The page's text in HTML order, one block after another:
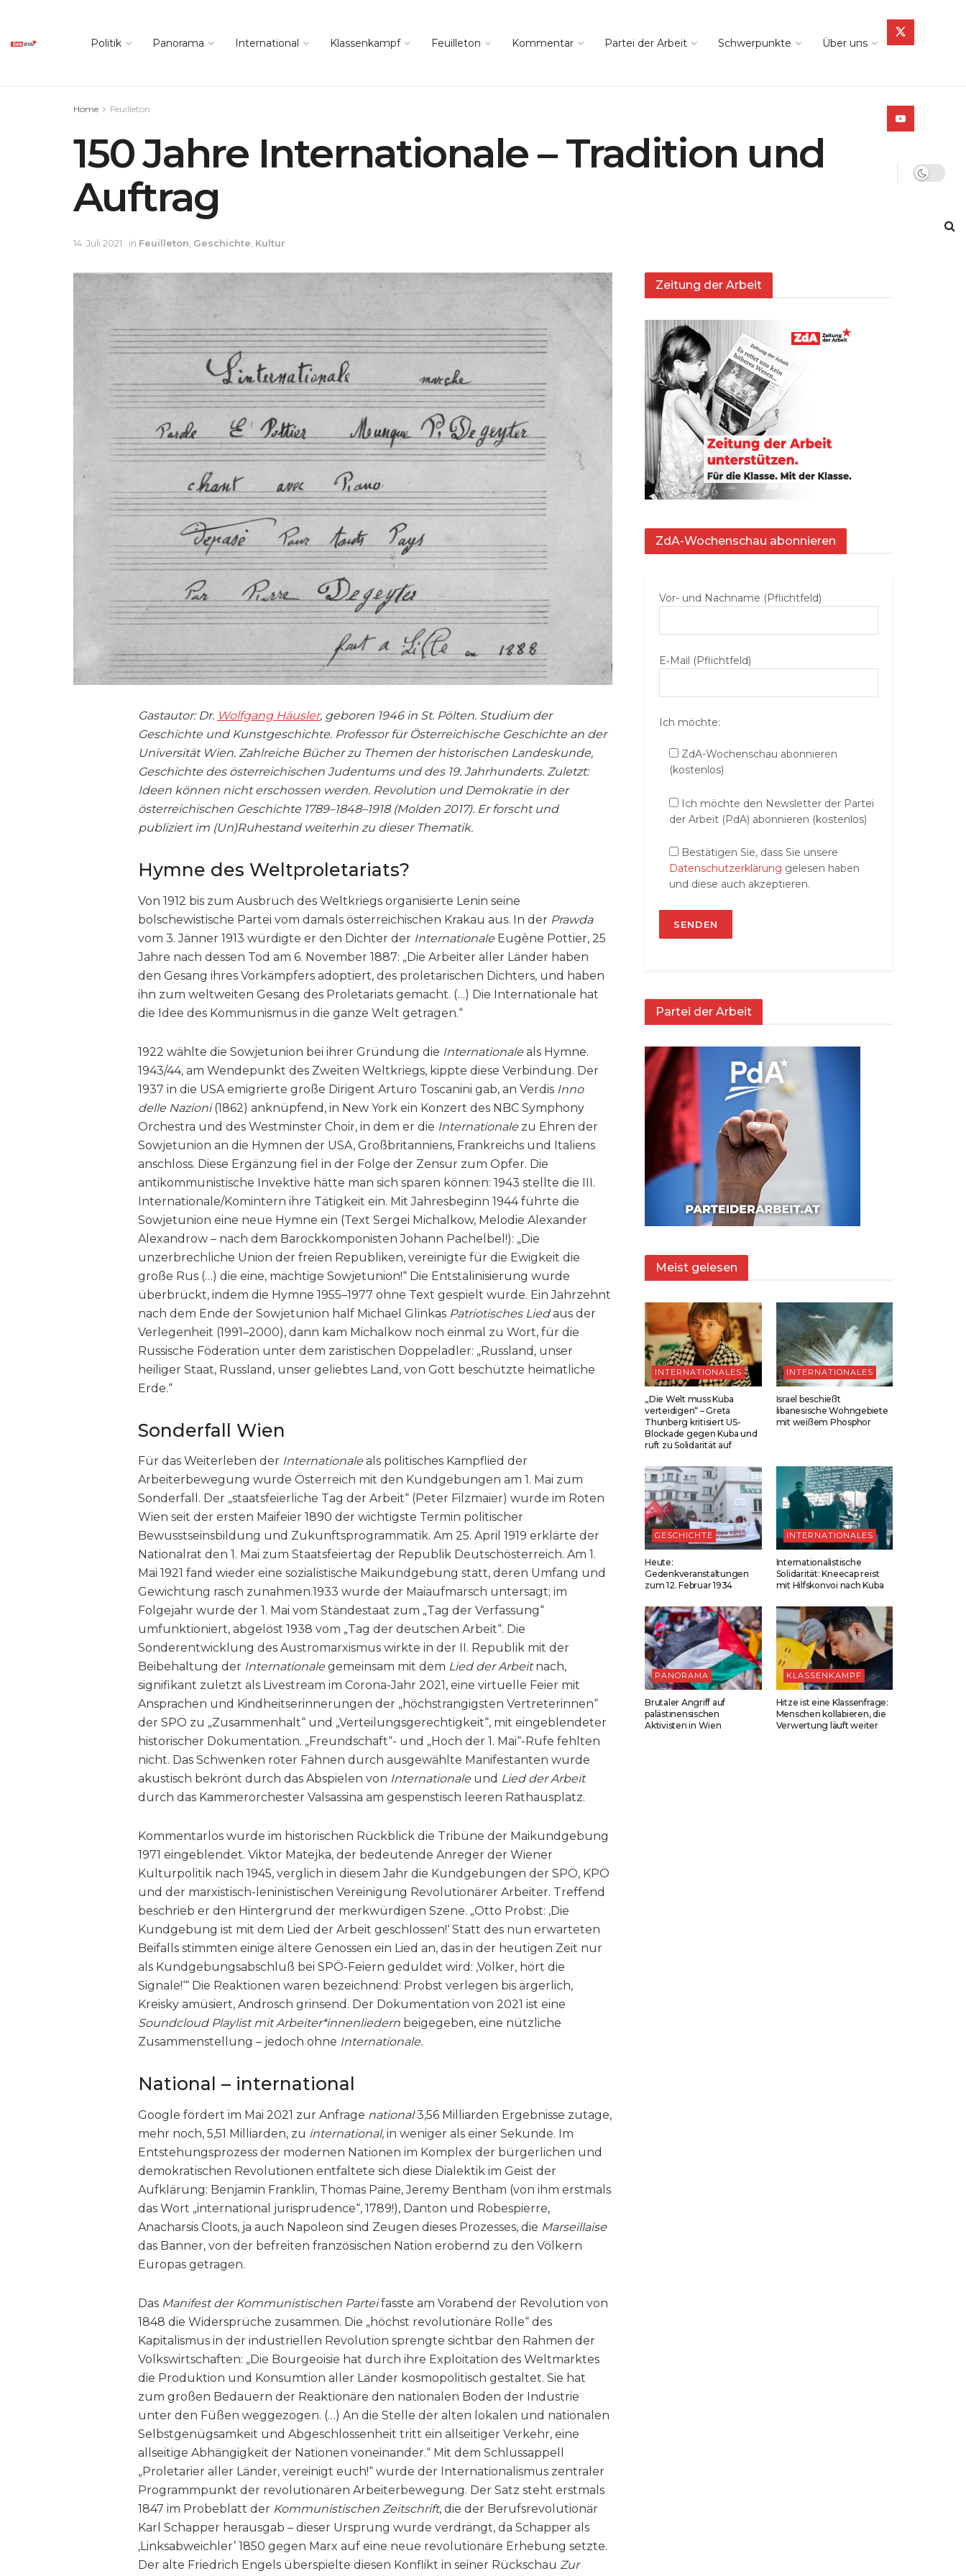
Politik Panorama International Klassenkampf Feuilleton Kommentar Partei der Arbeit Schwerpunkte Über uns
Home Feuilleton
150 Jahre Internationale – Tradition und
Auftrag
14. Juli 2021 in Feuilleton, Geschichte, Kultur
Gastautor: Dr. Wolfgang Häusler, geboren 1946 in St. Pölten. Studium der
Geschichte und Kunstgeschichte. Professor für Österreichische Geschichte an der
Universität Wien. Zahlreiche Bücher zu Themen der historischen Landeskunde,
Geschichte des österreichischen Judentums und des 19. Jahrhunderts. Zuletzt:
Ideen können nicht erschossen werden. Revolution und Demokratie in der
österreichischen Geschichte 1789–1848–1918 (Molden 2017). Er forscht und
publiziert im (Un)Ruhestand weiterhin zu dieser Thematik.
Hymne des Weltproletariats?
Von 1912 bis zum Ausbruch des Weltkriegs organisierte Lenin seine
bolschewistische Partei vom damals österreichischen Krakau aus. In der Prawda
vom 3. Jänner 1913 würdigte er den Dichter der Internationale Eugène Pottier, 25
Jahre nach dessen Tod am 6. November 1887: „Die Arbeiter aller Länder haben
den Gesang ihres Vorkämpfers adoptiert, des proletarischen Dichters, und haben
ihn zum weltweiten Gesang des Proletariats gemacht. (…) Die Internationale hat
die Idee des Kommunismus in die ganze Welt getragen.“
1922 wählte die Sowjetunion bei ihrer Gründung die Internationale als Hymne.
1943/44, am Wendepunkt des Zweiten Weltkriegs, kippte diese Verbindung. Der
1937 in die USA emigrierte große Dirigent Arturo Toscanini gab, an Verdis Inno
delle Nazioni(1862) anknüpfend, in New York ein Konzert des NBC Symphony
Orchestra und des Westminster Choir, in dem er die Internationale zu Ehren der
Sowjetunion an die Hymnen der USA, Großbritanniens, Frankreichs und Italiens
anschloss. Diese Ergänzung fiel in der Folge der Zensur zum Opfer. Die
antikommunistische Invektive hätte man sich sparen können: 1943 stellte die III.
Internationale/Komintern ihre Tätigkeit ein. Mit Jahresbeginn 1944 führte die
Sowjetunion eine neue Hymne ein (Text Sergei Michalkow, Melodie Alexander
Alexandrow – nach dem Barockkomponisten Johann Pachelbel!): „Die
unzerbrechliche Union der freien Republiken, vereinigte für die Ewigkeit die
große Rus (…) die eine, mächtige Sowjetunion!“ Die Entstalinisierung wurde
überbrückt, indem die Hymne 1955–1977 ohne Text gespielt wurde. Ein Jahrzehnt
nach dem Ende der Sowjetunion half Michael Glinkas Patriotisches Liedaus der
Verlegenheit (1991–2000), dann kam Michalkow noch einmal zu Wort, für die
Russische Föderation unter dem zaristischen Doppeladler: „Russland, unser
heiliger Staat, Russland, unser geliebtes Land, von Gott beschützte heimatliche
Erde.“
Sonderfall Wien
Für das Weiterleben der Internationale als politisches Kampflied der
Arbeiterbewegung wurde Österreich mit den Kundgebungen am 1. Mai zum
Sonderfall. Der „staatsfeierliche Tag der Arbeit“ (Peter Filzmaier) wurde im Roten
Wien seit der ersten Maifeier 1890 der wichtigste Termin politischer
Bewusstseinsbildung und Zukunftsprogrammatik. Am 25. April 1919 erklärte der
Nationalrat den 1. Mai zum Staatsfeiertag der Republik Deutschösterreich. Am 1.
Mai 1921 fand wieder eine sozialistische Maikundgebung statt, deren Umfang und
Gewichtung rasch zunahmen.1933 wurde der Maiaufmarsch untersagt; im
Folgejahr wurde der 1. Mai vom Ständestaat zum „Tag der Verfassung“
umfunktioniert, abgelöst 1938 vom „Tag der deutschen Arbeit“. Die
Sonderentwicklung des Austromarxismus wirkte in der II. Republik mit der
Beibehaltung der Internationale gemeinsam mit dem Lied der Arbeitnach,
signifikant zuletzt als Livestream im Corona-Jahr 2021, eine virtuelle Feier mit
Ansprachen und Kindheitserinnerungen der „höchstrangigsten Vertreterinnen“
der SPÖ zu „Zusammenhalt“ und „Verteilungsgerechtigkeit“, mit eingeblendeter
historischer Dokumentation. „Freundschaft“- und „Hoch der 1. Mai“-Rufe fehlten
nicht. Das Schwenken roter Fahnen durch ausgewählte Manifestanten wurde
akustisch bekrönt durch das Abspielen von Internationale und Lied der Arbeit
durch das Kammerorchester Valsassina am gespenstisch leeren Rathausplatz.
Kommentarlos wurde im historischen Rückblick die Tribüne der Maikundgebung
1971 eingeblendet. Viktor Matejka, der bedeutende Anreger der Wiener
Kulturpolitik nach 1945, verglich in diesem Jahr die Kundgebungen der SPÖ, KPÖ
und der marxistisch-leninistischen Vereinigung Revolutionärer Arbeiter. Treffend
beschrieb er den Hintergrund der merkwürdigen Szene. „Otto Probst: ‚Die
Kundgebung ist mit dem Lied der Arbeit geschlossen!‘ Statt des nun erwarteten
Beifalls stimmten einige ältere Genossen ein Lied an, das in der heutigen Zeit nur
als Kundgebungsabschluß bei SPÖ-Feiern geduldet wird: ‚Völker, hört die
Signale!‘“ Die Reaktionen waren bezeichnend: Probst verlegen bis ärgerlich,
Kreisky amüsiert, Androsch grinsend. Der Dokumentation von 2021 ist eine
Soundcloud Playlist mit Arbeiter*innenliedern beigegeben, eine nützliche
Zusammenstellung – jedoch ohne Internationale.
National – international
Google fördert im Mai 2021 zur Anfrage national3,56 Milliarden Ergebnisse zutage,
mehr noch, 5,51 Milliarden, zu international, in weniger als einer Sekunde. Im
Entstehungsprozess der modernen Nationen im Komplex der bürgerlichen und
demokratischen Revolutionen entfaltete sich diese Dialektik im Geist der
Aufklärung: Benjamin Franklin, Thomas Paine, Jeremy Bentham (von ihm erstmals
das Wort „international jurisprudence“, 1789!), Danton und Robespierre,
Anacharsis Cloots, ja auch Napoleon sind Zeugen dieses Prozesses, die Marseillaise
das Banner, von der befreiten französischen Nation erobernd zu den Völkern
Europas getragen.
Das Manifest der Kommunistischen Parteifasste am Vorabend der Revolution von
1848 die Widersprüche zusammen. Die „höchst revolutionäre Rolle“ des
Kapitalismus in der industriellen Revolution sprengte sichtbar den Rahmen der
Volkswirtschaften: „Die Bourgeoisie hat durch ihre Exploitation des Weltmarktes
die Produktion und Konsumtion aller Länder kosmopolitisch gestaltet. Sie hat
zum großen Bedauern der Reaktionäre den nationalen Boden der Industrie
unter den Füßen weggezogen. (…) An die Stelle der alten lokalen und nationalen
Selbstgenügsamkeit und Abgeschlossenheit tritt ein allseitiger Verkehr, eine
allseitige Abhängigkeit der Nationen voneinander.“ Mit dem Schlussappell
„Proletarier aller Länder, vereinigt euch!“ wurde der Internationalismus zentraler
Programmpunkt der revolutionären Arbeiterbewegung. Der Satz steht erstmals
1847 im Probeblatt der Kommunistischen Zeitschrift, die der Berufsrevolutionär
Karl Schapper herausgab – dieser Ursprung wurde verdrängt, da Schapper als
‚Linksabweichler’ 1850 gegen Marx auf eine neue revolutionäre Erhebung setzte.
Der alte Friedrich Engels überspielte diesen Konflikt in seiner Rückschau Zur
Zeitung der Arbeit
ZdA-Wochenschau abonnieren
Vor- und Nachname (Pflichtfeld)
E‑Mail (Pflichtfeld)
Ich möchte:
ZdA-Wochenschau abonnieren
(kostenlos)
Ich möchte den Newsletter der Partei
der Arbeit (PdA) abonnieren (kostenlos)
Bestätigen Sie, dass Sie unsere
Datenschutzerklärung gelesen haben
und diese auch akzeptieren.
Partei der Arbeit
Meist gelesen
INTERNATIONALES
„Die Welt muss Kuba
verteidigen“ – Greta
Thunberg kritisiert US-
Blockade gegen Kuba und
ruft zu Solidarität auf
INTERNATIONALES
Israel beschießt
libanesische Wohngebiete
mit weißem Phosphor
GESCHICHTE
Heute:
Gedenkveranstaltungen
zum 12. Februar 1934
INTERNATIONALES
Internationalistische
Solidarität: Kneecap reist
mit Hilfskonvoi nach Kuba
PANORAMA
Brutaler Angriff auf
palästinensischen
Aktivisten in Wien
KLASSENKAMPF
Hitze ist eine Klassenfrage:
Menschen kollabieren, die
Verwertung läuft weiter